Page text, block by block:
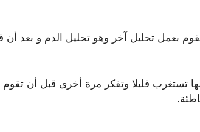
بعمل تحليل آخر وهو تحليل الدم و بعد أن
تستغرب قليلا وتفكر مرة أخرى قبل أن تقوم